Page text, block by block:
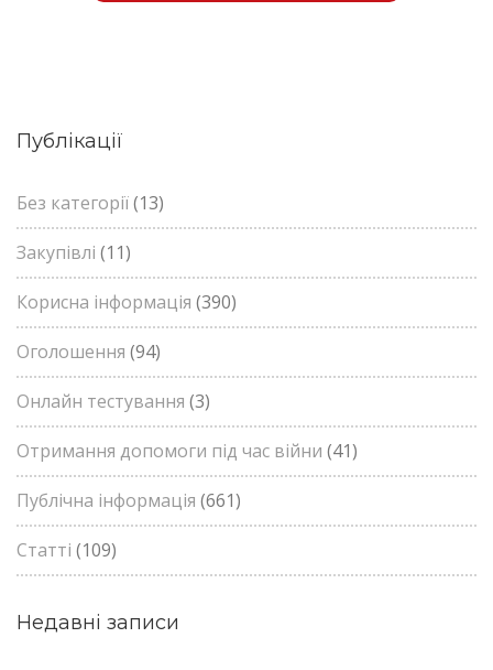
Публікації
Без категорії(13)
Закупівлі (11)
Корисна інформація (390)
Оголошення (94)
Онлайн тестування (3)
Отримання допомоги під час війни (41)
Публічна інформація (661)
Статті (109)
Недавні записи